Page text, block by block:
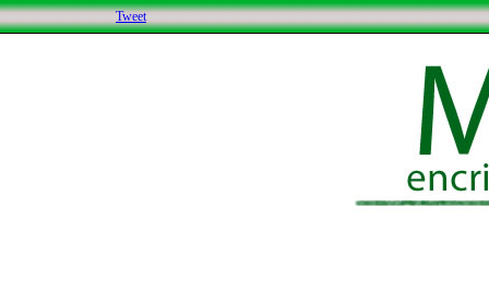
Tweet